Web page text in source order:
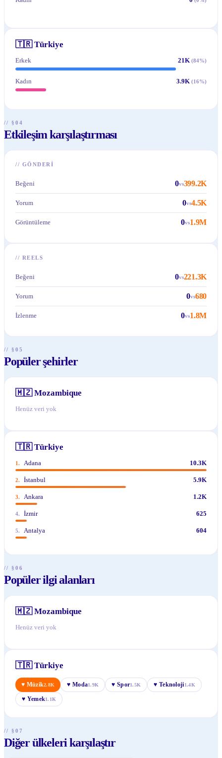
🇹🇷 Türkiye
Erkek 21K (84%)
Kadın 3.9K (16%)
// §04
Etkileşim karşılaştırması
// GÖNDERI
Beğeni 0vs399.2K
Yorum 0vs4.5K
Görüntüleme 0vs1.9M
// REELS
Beğeni 0vs221.3K
Yorum 0vs680
İzlenme 0vs1.8M
// §05
Popüler şehirler
🇲🇿 Mozambique
Henüz veri yok
🇹🇷 Türkiye
1. Adana 10.3K
2. İstanbul 5.9K
3. Ankara 1.2K
4. İzmir 625
5. Antalya 604
// §06
Popüler ilgi alanları
🇲🇿 Mozambique
Henüz veri yok
🇹🇷 Türkiye
♥ Müzik2.8K ♥ Moda1.9K ♥ Spor1.5K ♥ Teknoloji1.4K
♥ Yemek1.1K
// §07
Diğer ülkeleri karşılaştır